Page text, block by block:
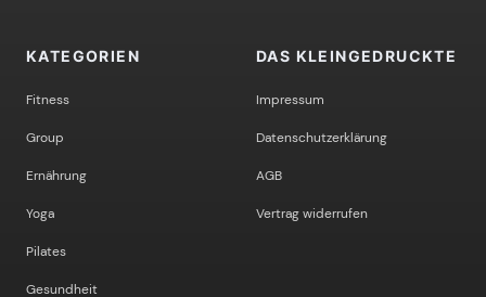
KATEGORIEN
Fitness
Group
Ernährung
Yoga
Pilates
Gesundheit
DAS KLEINGEDRUCKTE
Impressum
Datenschutzerklärung
AGB
Vertrag widerrufen